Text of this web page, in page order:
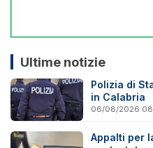
Ultime notizie
Polizia di
in Calabria
06/08/2026
Appalti per